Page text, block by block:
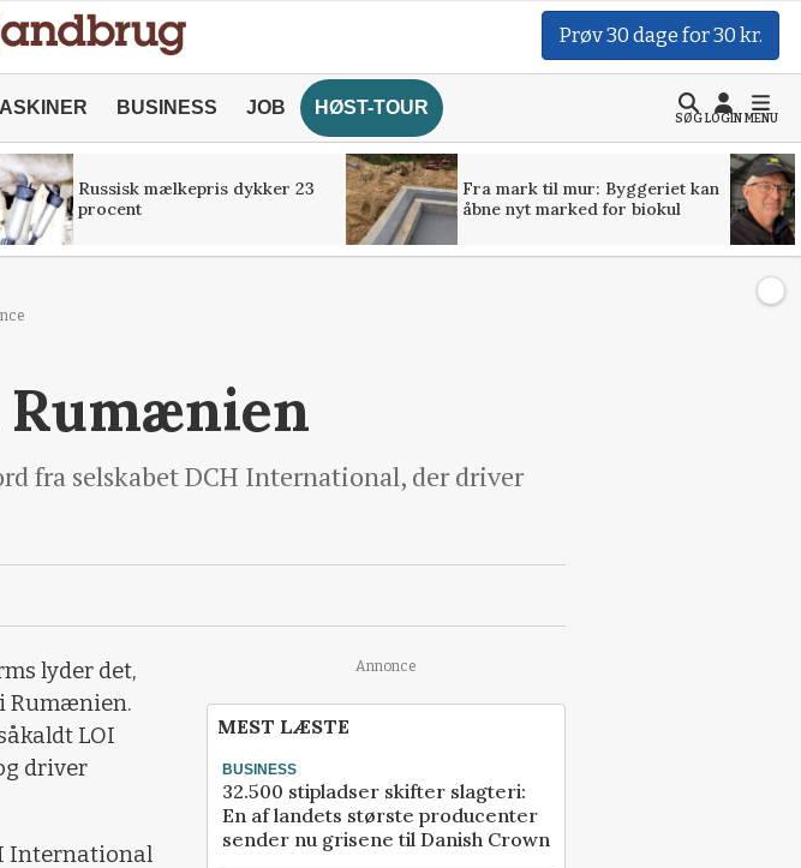
Prøv 30 dage for 30 kr.
BUSINESS JOB HØST-TOUR
SØGLOGINMENU
Russisk mælkepris dykker 23
procent
Fra mark til mur: Byggeriet kan
åbne nyt marked for biokul
fra selskabet DCH International, der driver
lyder det,
Rumænien.
LOI
driver
International
Annonce
MEST LÆSTE
BUSINESS
32.500 stipladser skifter slagteri:
En af landets største producenter
sender nu grisene til Danish Crown